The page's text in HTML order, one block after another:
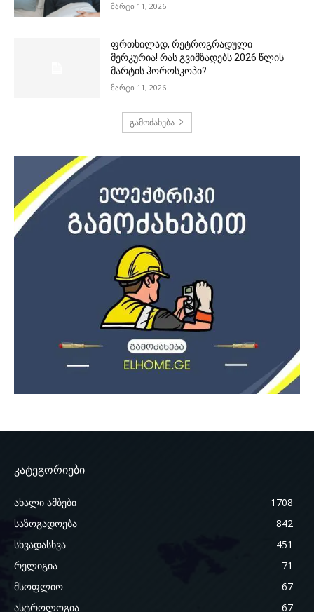
მარტი 11, 2026
ფრთხილად, რეტროგრადული
მერკურია! რას გვიმზადებს 2026 წლის
მარტის ჰოროსკოპი?
მარტი 11, 2026
გამოძახება
კატეგორიები
ახალი ამბები
1708
საზოგადოება
842
სხვადასხვა
451
რელიგია
71
მსოფლიო
67
ასტროლოგია
67